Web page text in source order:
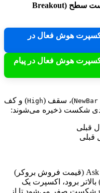
استراتژی شکست سطح (Breakout
اکسپرت هوش فعال در
اکسپرت هوش فعال در پیام
NewBar)، سقف (High) و کف
شکست ذخیره می‌شوند:
قبلی
قبلی
اگر قیمت Ask (قیمت فروش بروکر)
برود، اکسپرت یک
شکست صفر می‌شود تا از